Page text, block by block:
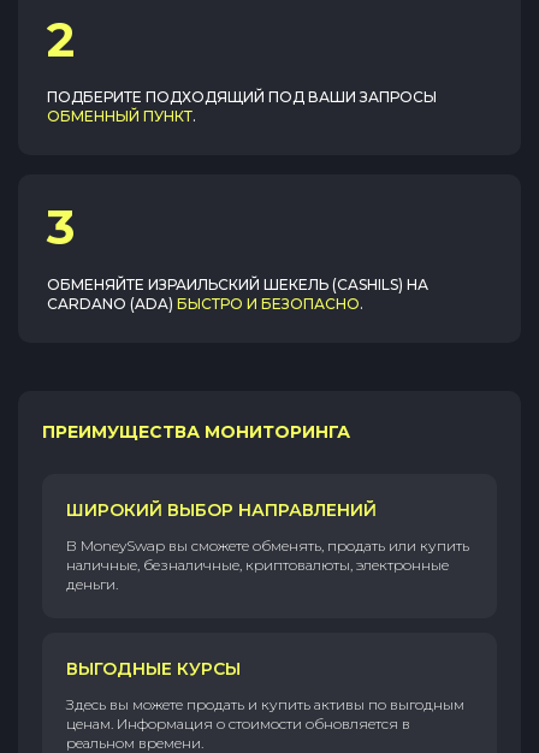
2
ПОДБЕРИТЕ ПОДХОДЯЩИЙ ПОД ВАШИ ЗАПРОСЫ
ОБМЕННЫЙ ПУНКТ.
3
ОБМЕНЯЙТЕ ИЗРАИЛЬСКИЙ ШЕКЕЛЬ (CASHILS) НА
CARDANO (ADA) БЫСТРО И БЕЗОПАСНО.
ПРЕИМУЩЕСТВА МОНИТОРИНГА
ШИРОКИЙ ВЫБОР НАПРАВЛЕНИЙ
В MoneySwap вы сможете обменять, продать или купить
наличные, безналичные, криптовалюты, электронные
деньги.
ВЫГОДНЫЕ КУРСЫ
Здесь вы можете продать и купить активы по выгодным
ценам. Информация о стоимости обновляется в
реальном времени.